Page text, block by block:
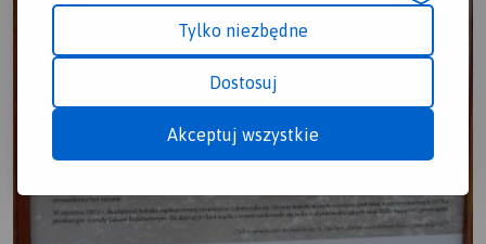
Tylko niezbędne
Dostosuj
Akceptuj wszystkie